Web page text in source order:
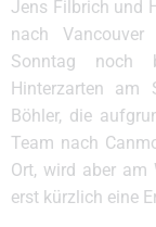
Jens Filbrich und
nach
Sonntag noch
Hinterzarten am
Böhler, die
Team nach
Ort, wird aber am
erst kürzlich eine